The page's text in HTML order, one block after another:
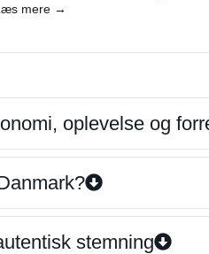
mere →
oplevelse og
stemning